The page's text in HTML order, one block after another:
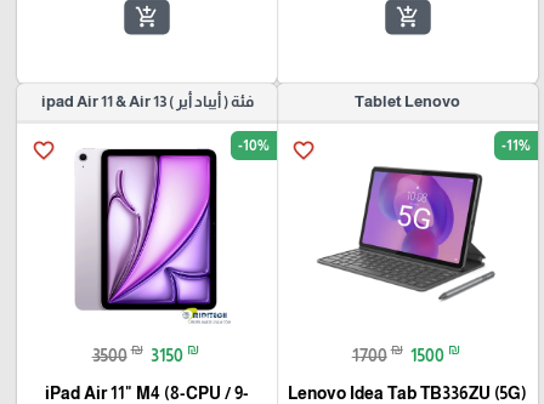
add_shopping_cart
add_shopping_cart
Tablet Lenovo
favorite_border -11%
1700 ₪ 1500 ₪
Lenovo Idea Tab TB336ZU (5G)
فئة ( أيباد أير ) ipad Air 11 & Air 13
favorite_border -10%
3500 ₪ 3150 ₪
iPad Air 11" M4 (8-CPU / 9-